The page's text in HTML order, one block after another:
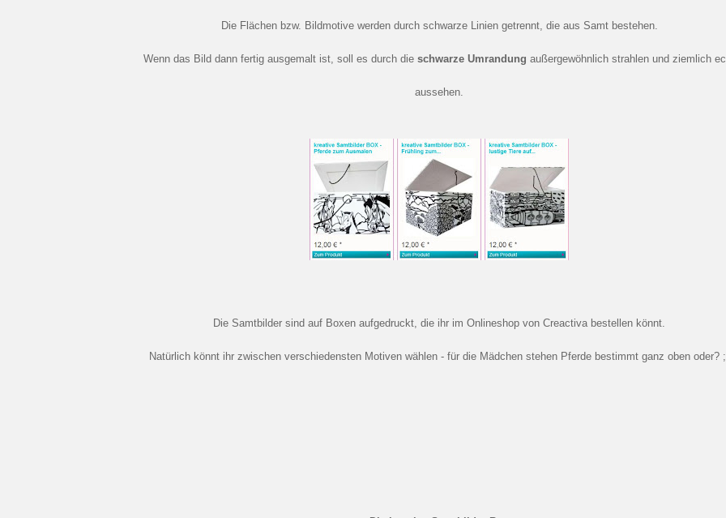
Die Flächen bzw. Bildmotive werden durch schwarze Linien getrennt, die aus Samt bestehen.
Wenn das Bild dann fertig ausgemalt ist, soll es durch die schwarze Umrandung außergewöhnlich strahlen und ziemlich
aussehen.
Die Samtbilder sind auf Boxen aufgedruckt, die ihr im Onlineshop von Creactiva bestellen könnt.
Natürlich könnt ihr zwischen verschiedensten Motiven wählen - für die Mädchen stehen Pferde bestimmt ganz oben oder?